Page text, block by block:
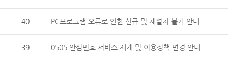
40 PC프로그램 오류로 인한 신규 및 재설치 불가 안내
39 0505 안심번호 서비스 재개 및 이용정책 변경 안내